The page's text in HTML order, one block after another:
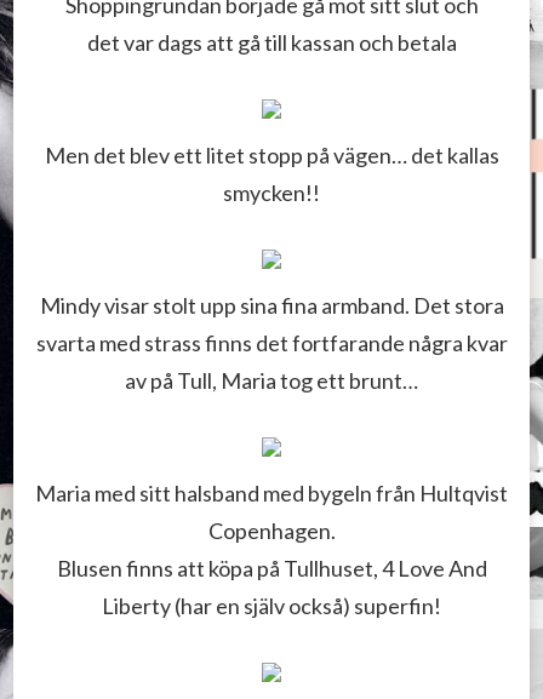
det var dags att gå till kassan och betala
Men det blev ett litet stopp på vägen… det kallas
smycken!!
Mindy visar stolt upp sina fina armband. Det stora
svarta med strass finns det fortfarande några kvar
av på Tull, Maria tog ett brunt…
Maria med sitt halsband med bygeln från Hultqvist
Copenhagen.
Blusen finns att köpa på Tullhuset, 4 Love And
Liberty (har en själv också) superfin!